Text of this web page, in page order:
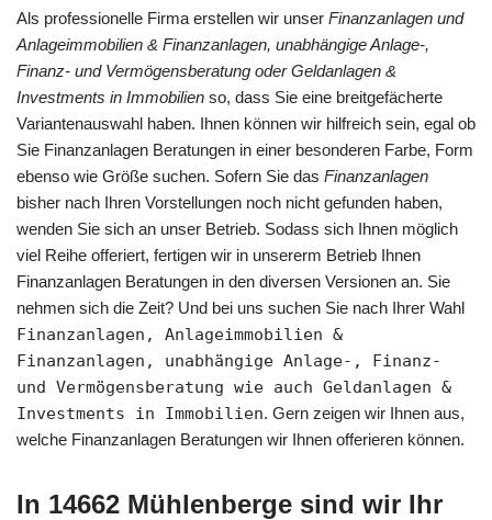
Als professionelle Firma erstellen wir unser Finanzanlagen und
Anlageimmobilien & Finanzanlagen, unabhängige Anlage-,
Finanz- und Vermögensberatung oder Geldanlagen &
Investments in Immobilien so, dass Sie eine breitgefächerte
Variantenauswahl haben. Ihnen können wir hilfreich sein, egal ob
Sie Finanzanlagen Beratungen in einer besonderen Farbe, Form
ebenso wie Größe suchen. Sofern Sie das Finanzanlagen
bisher nach Ihren Vorstellungen noch nicht gefunden haben,
wenden Sie sich an unser Betrieb. Sodass sich Ihnen möglich
viel Reihe offeriert, fertigen wir in unsererm Betrieb Ihnen
Finanzanlagen Beratungen in den diversen Versionen an. Sie
nehmen sich die Zeit? Und bei uns suchen Sie nach Ihrer Wahl
Finanzanlagen, Anlageimmobilien &
Finanzanlagen, unabhängige Anlage-, Finanz-
und Vermögensberatung wie auch Geldanlagen &
Investments in Immobilien. Gern zeigen wir Ihnen aus,
welche Finanzanlagen Beratungen wir Ihnen offerieren können.
In 14662 Mühlenberge sind wir Ihr